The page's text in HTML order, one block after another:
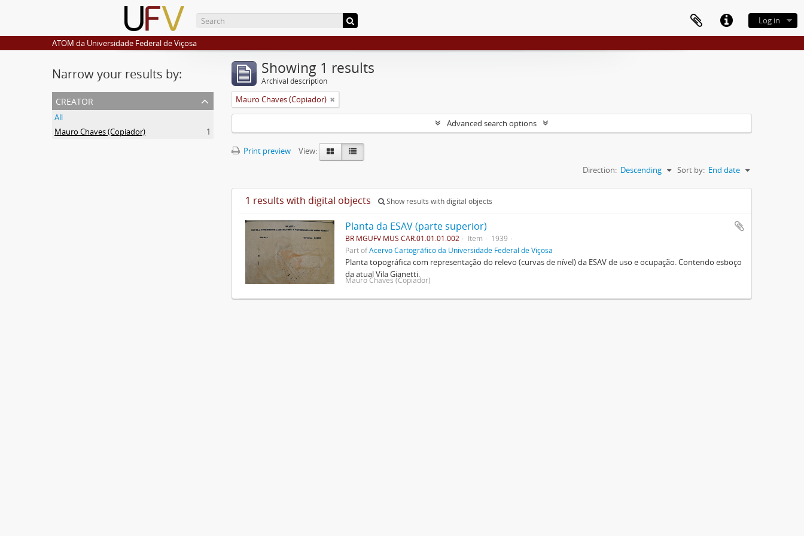
Log in
ATOM da Universidade Federal de Viçosa
Narrow your results by:
creator
All
Mauro Chaves (Copiador)
1
Showing 1 results
Archival description
Mauro Chaves (Copiador)
Advanced search options
Print preview
View:
Sort by: End date
Direction: Descending
1 results with digital objects Show results with digital objects
Planta da ESAV (parte superior)
BR MGUFV MUS CAR.01.01.01.002 Item
1939
Part ofAcervo Cartográfico da Universidade Federal de Viçosa
Planta topográfica com representação do relevo (curvas de nível) da ESAV de uso e ocupação. Contendo esboço
da atual Vila Gianetti.
Mauro Chaves (Copiador)